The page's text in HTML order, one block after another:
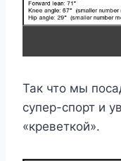
Так что мы
супер-спорт и
«креветкой».